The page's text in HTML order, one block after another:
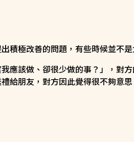
積極改善的問題，有些時候並不是
應該做、卻很少做的事？」，對
給朋友，對方因此覺得很不夠意